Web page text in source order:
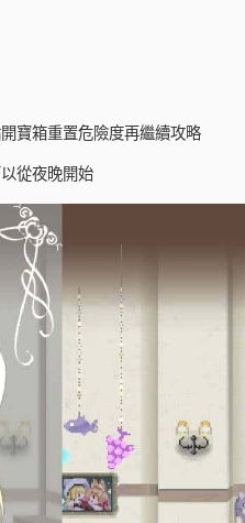
寶箱重置危險度再繼續攻略
從夜晚開始